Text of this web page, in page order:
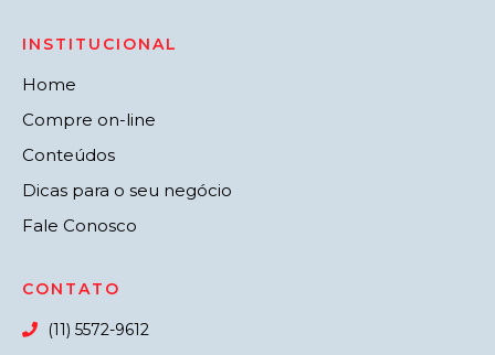
INSTITUCIONAL
Home
Compre on-line
Conteúdos
Dicas para o seu negócio
Fale Conosco
CONTATO
(11) 5572-9612